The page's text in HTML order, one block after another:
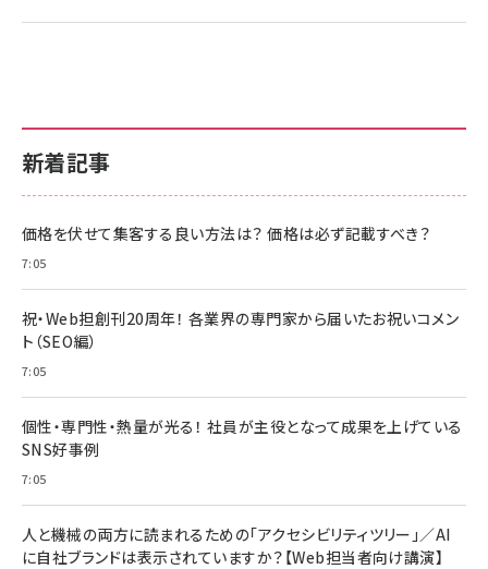
新着記事
価格を伏せて集客する良い方法は？ 価格は必ず記載すべき？
7:05
祝・Web担創刊20周年！ 各業界の専門家から届いたお祝いコメン
ト（SEO編）
7:05
個性・専門性・熱量が光る！ 社員が主役となって成果を上げている
SNS好事例
7:05
人と機械の両方に読まれるための「アクセシビリティツリー」／AI
に自社ブランドは表示されていますか？【Web担当者向け講演】